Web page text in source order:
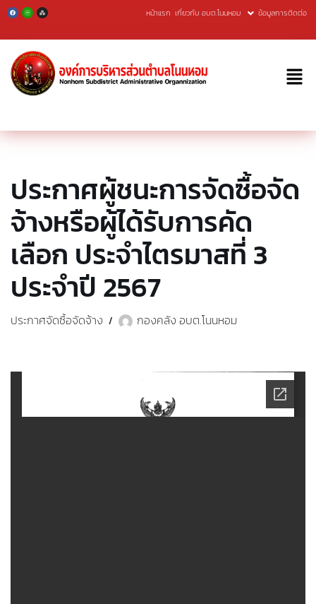
Skip
to
content
หน้าแรก เกี่ยวกับ อบต.โนนหอม ข้อมูลการติดต่อ
ประกาศผู้ชนะการจัดซื้อจัด
จ้างหรือผู้ได้รับการคัด
เลือก ประจำไตรมาสที่ 3
ประจำปี 2567
ประกาศจัดซื้อจัดจ้าง กองคลัง อบต.โนนหอม